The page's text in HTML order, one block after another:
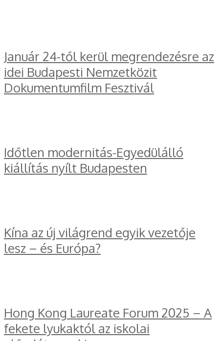
Január 24-től kerül megrendezésre az
idei Budapesti Nemzetközit
Dokumentumfilm Fesztivál
Időtlen modernitás-Egyedülálló
kiállítás nyílt Budapesten
Kína az új világrend egyik vezetője
lesz – és Európa?
Hong Kong Laureate Forum 2025 – A
fekete lyukaktól az iskolai